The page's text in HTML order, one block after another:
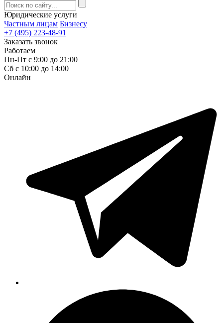
Юридические услуги
Частным лицам Бизнесу
+7 (495) 223-48-91
Заказать звонок
Работаем
Пн-Пт с 9:00 до 21:00
Сб с 10:00 до 14:00
Онлайн